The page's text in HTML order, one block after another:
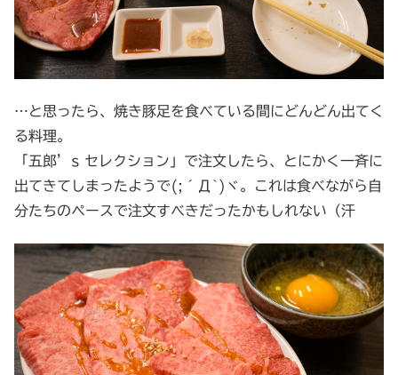
…と思ったら、焼き豚足を食べている間にどんどん出てく
る料理。
「五郎’s セレクション」で注文したら、とにかく一斉に
出てきてしまったようで(;´Д`)ヾ。これは食べながら自
分たちのペースで注文すべきだったかもしれない（汗